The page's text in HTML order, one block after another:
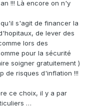
!!! Là encore on n'y
s'agit de financer la
de lever des
lors des
pour la sécurité
soigner gratuitement )
de risques d'inflation !!!
ce choix, il y a par
…